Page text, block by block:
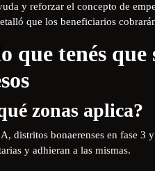
y reforzar el concepto de
que los beneficiarios
que tenés
zonas aplica?
distritos bonaerenses en fase 3
y adhieran a las mismas.